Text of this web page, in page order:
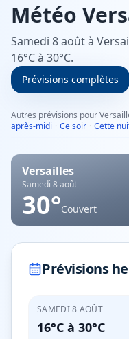
Météo
Samedi 8 août à
16°C à 30°C.
Prévisions complètes
Autres prévisions pour
après-midi · Ce soir · Cette
Versailles
Samedi 8 août
30°Couvert
Prévisions
SAMEDI 8 AOÛT
16°C à 30°C